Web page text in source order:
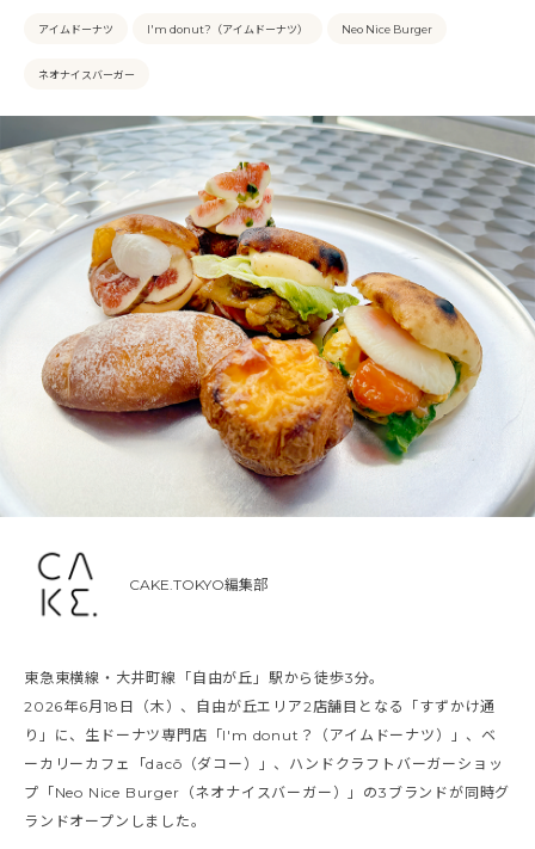
アイムドーナツ I'm donut?（アイムドーナツ） Neo Nice Burger
ネオナイスバーガー
CAKE.TOKYO編集部
東急東横線・大井町線「自由が丘」駅から徒歩3分。
2026年6月18日（木）、自由が丘エリア2店舗目となる「すずかけ通
り」に、生ドーナツ専門店「I'm donut？（アイムドーナツ）」、ベ
ーカリーカフェ「dacō（ダコー）」、ハンドクラフトバーガーショッ
プ「Neo Nice Burger（ネオナイスバーガー）」の3ブランドが同時グ
ランドオープンしました。